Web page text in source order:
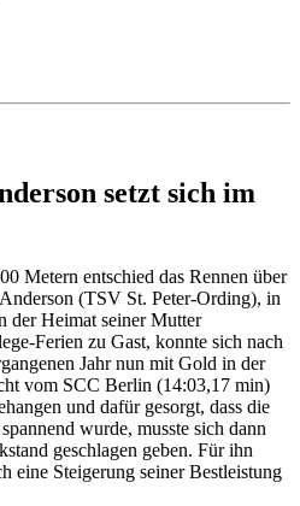
setzt sich im
Metern entschied das Rennen über
(TSV St. Peter-Ording), in
der Heimat seiner Mutter
Ferien zu Gast, konnte sich nach
Jahr nun mit Gold in der
vom SCC Berlin (14:03,17 min)
und dafür gesorgt, dass die
wurde, musste sich dann
geschlagen geben. Für ihn
eine Steigerung seiner Bestleistung